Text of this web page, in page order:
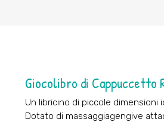
Giocolibro di Cappuccetto
Un libricino di piccole
Dotato di massaggiagengive